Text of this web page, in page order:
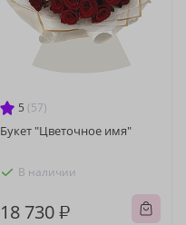
5 (57)
Букет "Цветочное имя"
В наличии
18 730 ₽